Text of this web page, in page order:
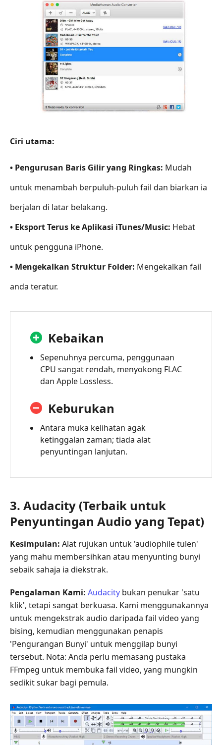
Ciri utama:
• Pengurusan Baris Gilir yang Ringkas: Mudah
untuk menambah berpuluh‑puluh fail dan biarkan ia
berjalan di latar belakang.
• Eksport Terus ke Aplikasi iTunes/Music: Hebat
untuk pengguna iPhone.
• Mengekalkan Struktur Folder: Mengekalkan fail
anda teratur.
Kebaikan
Sepenuhnya percuma, penggunaan
CPU sangat rendah, menyokong FLAC
dan Apple Lossless.
Keburukan
Antara muka kelihatan agak
ketinggalan zaman; tiada alat
penyuntingan lanjutan.
3. Audacity (Terbaik untuk
Penyuntingan Audio yang Tepat)
Kesimpulan: Alat rujukan untuk 'audiophile tulen'
yang mahu membersihkan atau menyunting bunyi
sebaik sahaja ia diekstrak.
Pengalaman Kami: Audacity bukan penukar 'satu
klik', tetapi sangat berkuasa. Kami menggunakannya
untuk mengekstrak audio daripada fail video yang
bising, kemudian menggunakan penapis
'Pengurangan Bunyi' untuk menggilap bunyi
tersebut. Nota: Anda perlu memasang pustaka
FFmpeg untuk membuka fail video, yang mungkin
sedikit sukar bagi pemula.